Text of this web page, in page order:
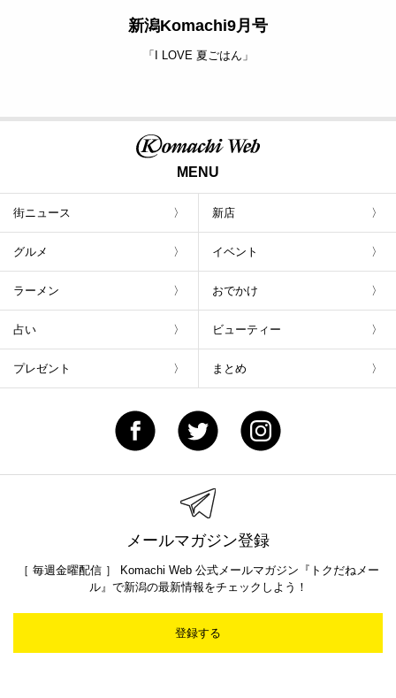
新潟Komachi9月号
「I LOVE 夏ごはん」
MENU
街ニュース 新店
グルメ イベント
ラーメン おでかけ
占い ビューティー
プレゼント まとめ
メールマガジン登録
［ 毎週金曜配信 ］ Komachi Web 公式メールマガジン『トクだねメー
ル』で新潟の最新情報をチェックしよう！
登録する